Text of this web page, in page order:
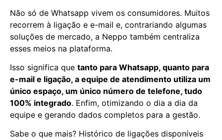
Não só de Whatsapp vivem os consumidores. Muitos
recorrem à ligação e e-mail e, contrariando algumas
soluções de mercado, a Neppo também centraliza
esses meios na plataforma.
Isso significa que tanto para Whatsapp, quanto para
e-mail e ligação, a equipe de atendimento utiliza um
único espaço, um único número de telefone, tudo
100% integrado. Enfim, otimizando o dia a dia da
equipe e gerando dados completos para a gestão.
Sabe o que mais? Histórico de ligações disponíveis